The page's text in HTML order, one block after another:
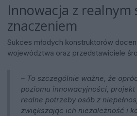
Innowacja z realnym
znaczeniem
Sukces młodych konstruktorów
województwa oraz przedstawiciele
– To szczególnie ważne, że
poziomu innowacyjności,
realne potrzeby osób z
zwiększając ich niezależność i